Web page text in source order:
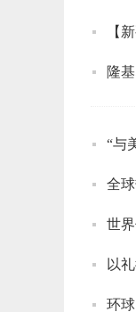
【
隆
“与
世
以
环